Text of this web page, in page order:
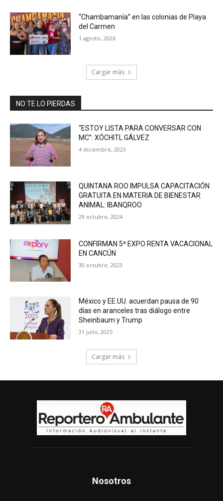
“Chambamanía” en las colonias de Playa
del Carmen
1 agosto, 2026
Cargar más
NO TE LO PIERDAS
“ESTOY LISTA PARA CONVERSAR CON
MC”: XÓCHITL GÁLVEZ
4 diciembre, 2023
QUINTANA ROO IMPULSA CAPACITACIÓN
GRATUITA EN MATERIA DE BIENESTAR
ANIMAL: IBANQROO
29 octubre, 2024
CONFIRMAN 5ª EXPO RENTA VACACIONAL
EN CANCÚN
30 octubre, 2023
México y EE.UU. acuerdan pausa de 90
días en aranceles tras diálogo entre
Sheinbaum y Trump
31 julio, 2025
Cargar más
Nosotros